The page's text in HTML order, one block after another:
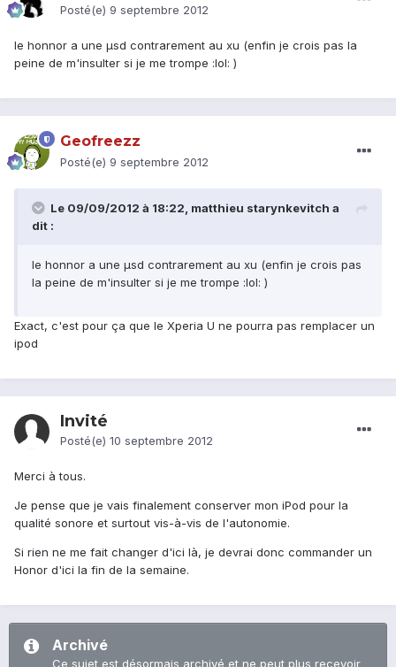
Posté(e) 9 septembre 2012
le honnor a une µsd contrarement au xu (enfin je crois pas la
peine de m'insulter si je me trompe :lol: )
Geofreezz
Posté(e) 9 septembre 2012
Le 09/09/2012 à 18:22, matthieu starynkevitch a
dit :
le honnor a une µsd contrarement au xu (enfin je crois pas
la peine de m'insulter si je me trompe :lol: )
Exact, c'est pour ça que le Xperia U ne pourra pas remplacer un
ipod
Invité
Posté(e) 10 septembre 2012
Merci à tous.
Je pense que je vais finalement conserver mon iPod pour la
qualité sonore et surtout vis-à-vis de l'autonomie.
Si rien ne me fait changer d'ici là, je devrai donc commander un
Honor d'ici la fin de la semaine.
Archivé
Ce sujet est désormais archivé et ne peut plus recevoir